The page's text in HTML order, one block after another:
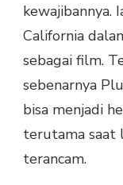
kewajibannya.
California
sebagai film.
sebenarnya
bisa menjadi
terutama saat
terancam.